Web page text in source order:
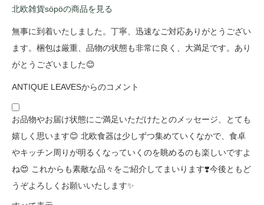
北欧雑貨söpöの商品を見る
無事に到着いたしました。丁寧、迅速なご対応ありがとうござい
ます。梱包は厳重、品物の状態も非常に良く、大満足です。あり
がとうございました😊
ANTIQUE LEAVESからのコメント
お品物やお届け状態にご満足いただけたとのメッセージ、とても
嬉しく思います😊 北欧食器は少しずつ集めていくなかで、食卓
やキッチン周りが明るくなっていくのを眺めるのも楽しいですよ
ね😍 これからも素敵な品々をご紹介してまいります❣️今後ともど
うぞよろしくお願いいたします✨